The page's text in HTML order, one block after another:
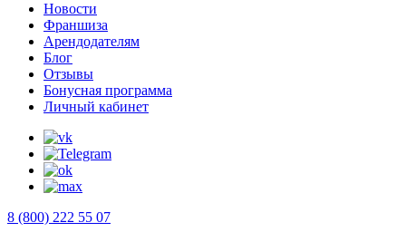
Новости
Франшиза
Арендодателям
Блог
Отзывы
Бонусная программа
Личный кабинет
8 (800) 222 55 07